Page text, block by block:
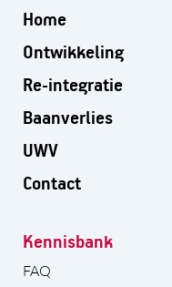
Home
Ontwikkeling
Re-integratie
Baanverlies
UWV
Contact
Kennisbank
FAQ